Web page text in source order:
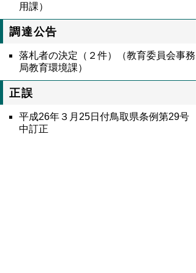
用課）
調達公告
落札者の決定（２件）（教育委員会事務
局教育環境課）
正誤
平成26年３月25日付鳥取県条例第29号
中訂正